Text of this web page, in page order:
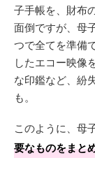
子手帳を、財布
面倒ですが、母
つで全てを準備
したエコー映像
な印鑑など、紛
も。
このように、母
要なものをまと